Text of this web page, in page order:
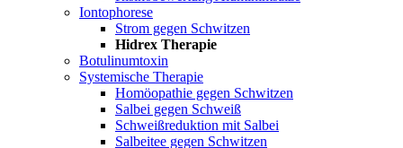
Iontophorese
Strom gegen Schwitzen
Hidrex Therapie
Botulinumtoxin
Systemische Therapie
Homöopathie gegen Schwitzen
Salbei gegen Schweiß
Schweißreduktion mit Salbei
Salbeitee gegen Schwitzen